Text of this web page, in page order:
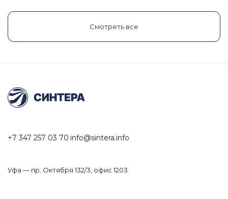
Смотреть все
+7 347 257 03 70 info@sintera.info
Уфа — пр. Октября 132/3, офис 1203